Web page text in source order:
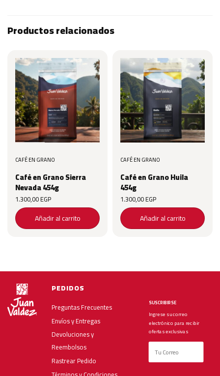
Productos relacionados
CAFÉ EN GRANO
Café en Grano Sierra
Nevada 454g
1.300,00EGP
Añadir al carrito
CAFÉ EN GRANO
Café en Grano Huila
454g
1.300,00EGP
Añadir al carrito
PEDIDOS
Preguntas Frecuentes
Envíos y Entregas
Devoluciones y
Reembolsos
Rastrear Pedido
SUSCRIBIRSE
Ingrese su correo
electrónico para recibir
ofertas exclusivas